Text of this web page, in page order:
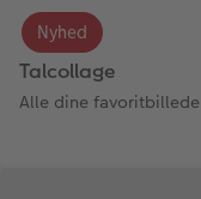
Talcollage
Alle dine
Nyhed